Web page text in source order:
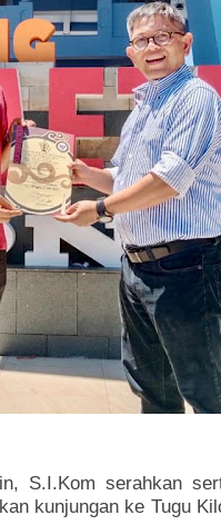
S.I.Kom serahkan
kunjungan ke Tugu